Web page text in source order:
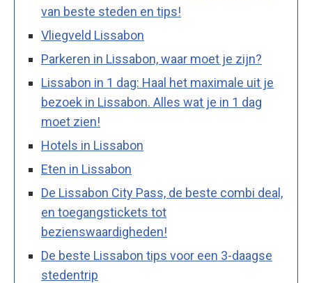
van beste steden en tips!
Vliegveld Lissabon
Parkeren in Lissabon, waar moet je zijn?
Lissabon in 1 dag: Haal het maximale uit je
bezoek in Lissabon. Alles wat je in 1 dag
moet zien!
Hotels in Lissabon
Eten in Lissabon
De Lissabon City Pass, de beste combi deal,
en toegangstickets tot
bezienswaardigheden!
De beste Lissabon tips voor een 3-daagse
stedentrip